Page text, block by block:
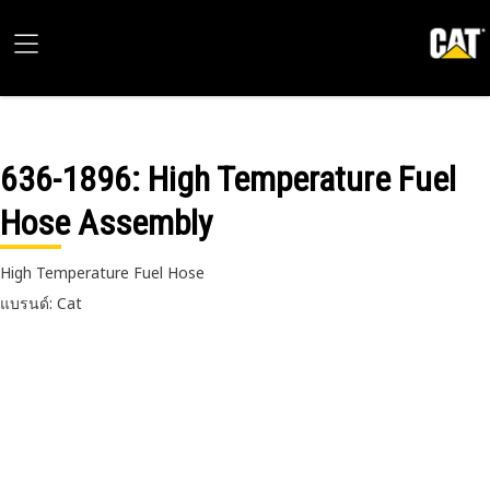
636-1896: High Temperature Fuel
Hose Assembly
High Temperature Fuel Hose
แบรนด์: Cat